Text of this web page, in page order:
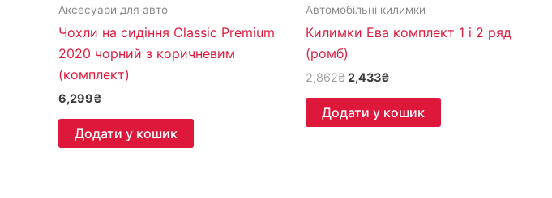
Аксесуари для авто
Чохли на сидіння Classic Premium
2020 чорний з коричневим
(комплект)
6,299₴
Додати у кошик
Автомобільні килимки
Килимки Ева комплект 1 і 2 ряд
(ромб)
2,862₴2,433₴
Додати у кошик